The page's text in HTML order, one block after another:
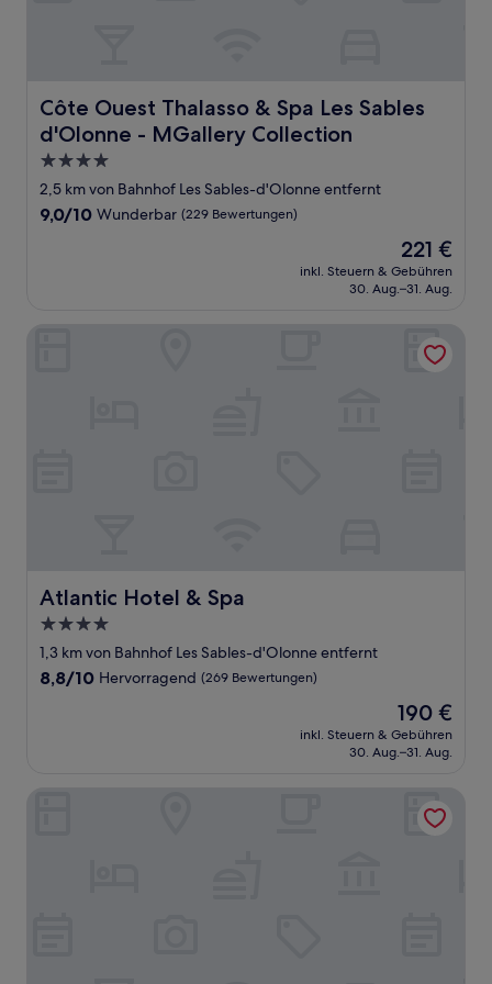
Côte Ouest Thalasso & Spa Les Sables
d'Olonne - MGallery Collection
Côte Ouest Thalasso & Spa Les Sables d'Olonne -
4.0-
Sterne-
Unterkunft
2,5 km von Bahnhof Les Sables-d'Olonne entfernt
9.0
9,0/10 Wunderbar (229 Bewertungen)
Der
Preis
beträgt
221 €
inkl. Steuern & Gebühren
30. Aug.–31. Aug.
Atlantic Hotel & Spa
Atlantic Hotel & Spa
4.0-
Sterne-
Unterkunft
1,3 km von Bahnhof Les Sables-d'Olonne entfernt
8.8
8,8/10 Hervorragend (269 Bewertungen)
Der
Preis
beträgt
190 €
inkl. Steuern & Gebühren
30. Aug.–31. Aug.